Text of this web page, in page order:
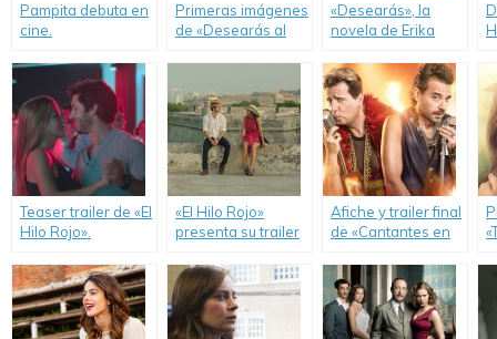
Pampita debuta en
cine.
Primeras imágenes
de «Desearás al
«Desearás», la
novela de Erika
cine.
Teaser trailer de «El
Hilo Rojo».
«El Hilo Rojo»
presenta su trailer
Afiche y trailer final
de «Cantantes en